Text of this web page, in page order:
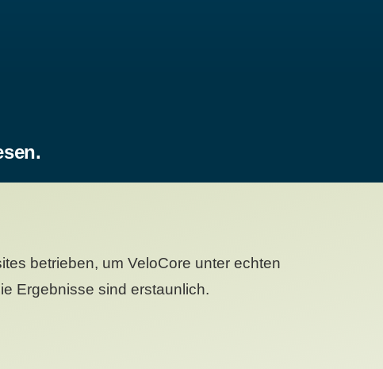
betrieben, um VeloCore unter echten
Ergebnisse sind erstaunlich.